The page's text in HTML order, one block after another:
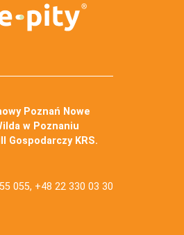
Poznań Nowe
w Poznaniu
Gospodarczy KRS.
055, +48 22 330 03 30